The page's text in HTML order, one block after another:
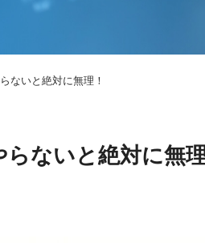
ないと絶対に無理！
ないと絶対に無理